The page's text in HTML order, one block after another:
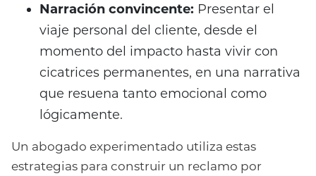
Narración convincente: Presentar el
viaje personal del cliente, desde el
momento del impacto hasta vivir con
cicatrices permanentes, en una narrativa
que resuena tanto emocional como
lógicamente.
Un abogado experimentado utiliza estas
estrategias para construir un reclamo por